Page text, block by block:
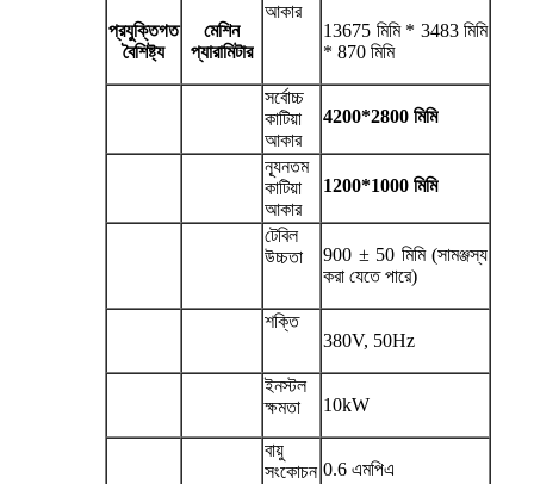
প্রযুক্তিগত
বৈশিষ্ট্য
মেশিন
প্যারামিটার
আকার
13675 মিমি * 3483 মিমি
* 870 মিমি
সর্বোচ্চ
কাটিয়া
আকার
4200*2800 মিমি
ন্যূনতম
কাটিয়া
আকার
1200*1000 মিমি
টেবিল
উচ্চতা
900 ± 50 মিমি (সামঞ্জস্য
করা যেতে পারে)
শক্তি
380V, 50Hz
ইনস্টল
ক্ষমতা
10kW
বায়ু
সংকোচন 0.6 এমপিএ